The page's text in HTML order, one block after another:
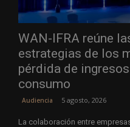
WAN-IFRA reúne
estrategias de los
pérdida de
consumo
Audiencia 5 agosto, 2026
La colaboración entre